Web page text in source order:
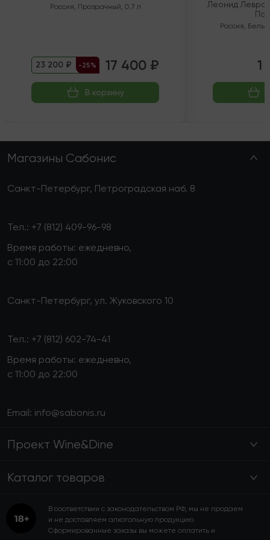
Россия, Прозрачный, 0.7 л
23 200 ₽ -25% 17 400 ₽
В корзину
Леонид
Россия, Белый
1
Магазины Сабонис
Санкт-Петербург, Петроградская наб. 8
Тел.: +7 (812) 409-96-98
Время работы: ежедневно,
с 11:00 до 22:00
Санкт-Петербург, ул. Жуковского 10
Тел.: +7 (812) 602-74-41
Время работы: ежедневно,
с 11:00 до 22:00
Email: info@sabonis.ru
Проект Wine&Dine
Каталог товаров
В соответствии с законодательством РФ, мы не продаем
и не доставляем алкогольную продукцию.
Сформированные заказы вы можете оплатить и